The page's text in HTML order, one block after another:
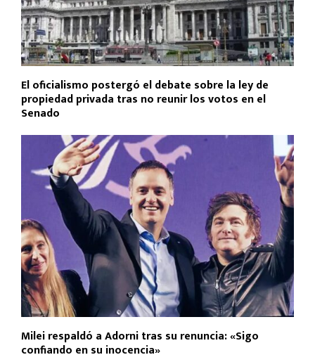
El oficialismo postergó el debate sobre la ley de
propiedad privada tras no reunir los votos en el
Senado
Milei respaldó a Adorni tras su renuncia: «Sigo
confiando en su inocencia»